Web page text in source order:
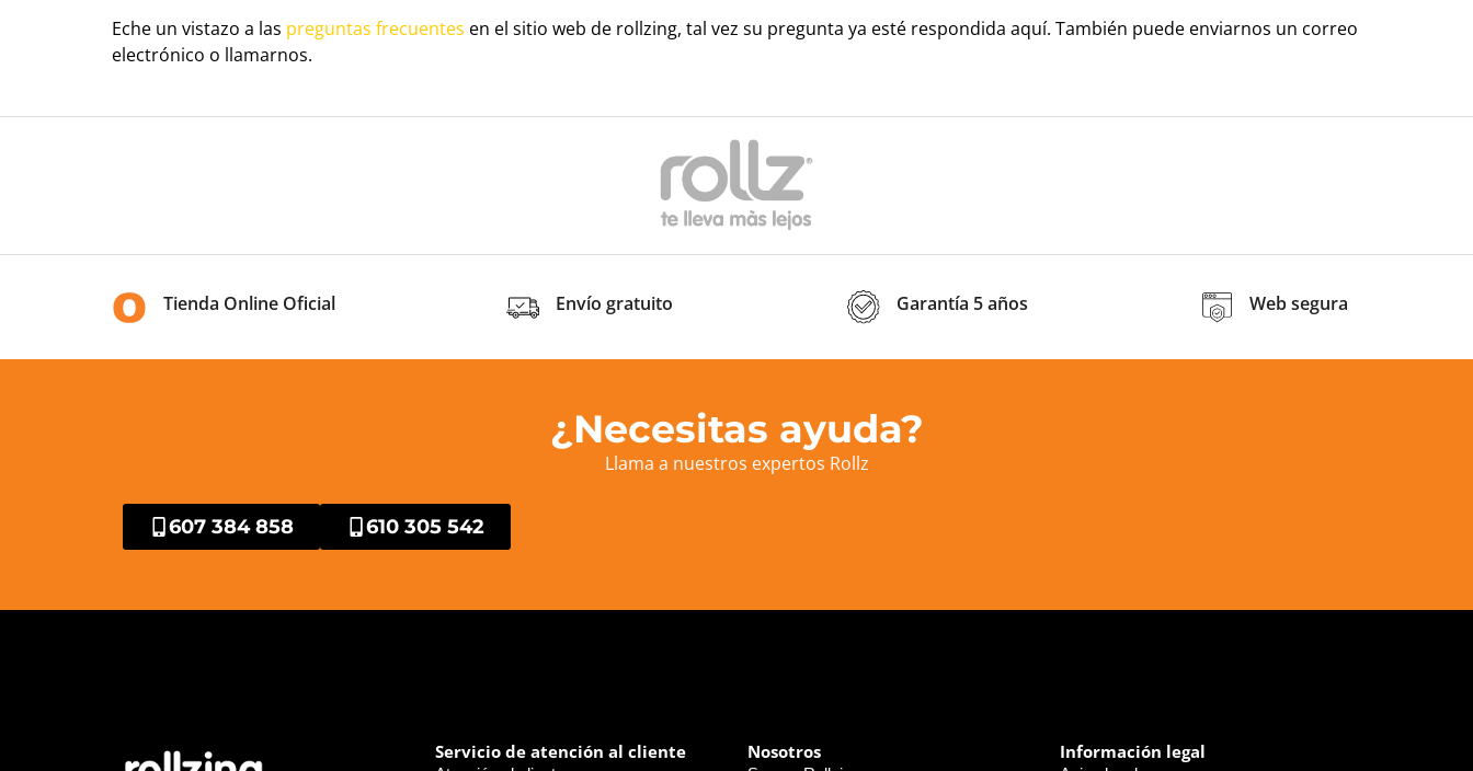
Eche un vistazo a las preguntas frecuentes en el sitio web de rollzing, tal vez su pregunta ya esté respondida aquí. También puede enviarnos un correo
electrónico o llamarnos.
Tienda Online Oficial Envío gratuito Garantía 5 años Web segura
¿Necesitas ayuda?
Llama a nuestros expertos Rollz
607 384 858 610 305 542
Servicio de atención al cliente Nosotros Información legal